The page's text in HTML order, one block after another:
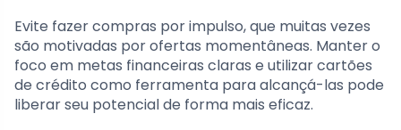
Evite fazer compras por impulso, que muitas vezes
são motivadas por ofertas momentâneas. Manter o
foco em metas financeiras claras e utilizar cartões
de crédito como ferramenta para alcançá-las pode
liberar seu potencial de forma mais eficaz.